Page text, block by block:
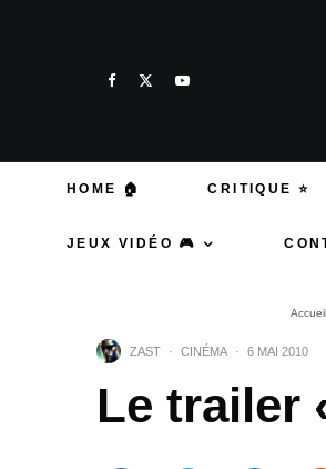
HOME 🏠 CRITIQUE ⭐
JEUX VIDÉO 🎮
Accueil
ZAST · CINÉMA · 6 MAI 2010
Le trailer